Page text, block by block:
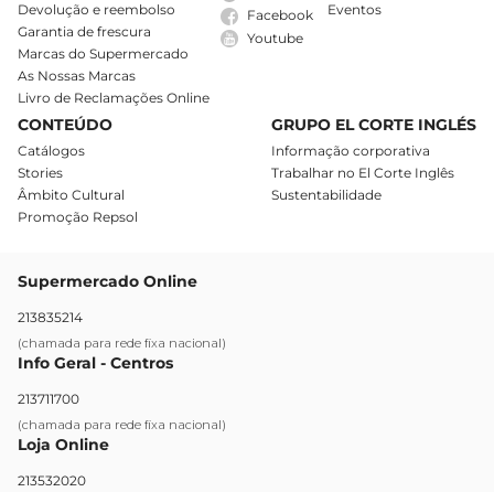
Devolução e reembolso
Garantia de frescura
Marcas do Supermercado
As Nossas Marcas
Livro de Reclamações Online
Facebook
Youtube
Eventos
CONTEÚDO
Catálogos
Stories
Âmbito Cultural
Promoção Repsol
GRUPO EL CORTE INGLÉS
Informação corporativa
Trabalhar no El Corte Inglês
Sustentabilidade
Supermercado Online
213835214
(chamada para rede fixa nacional)
Info Geral - Centros
213711700
(chamada para rede fixa nacional)
Loja Online
213532020